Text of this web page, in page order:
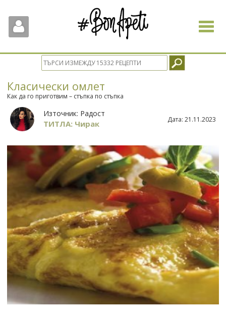
Toggle
Класически омлет
Как да го приготвим – стъпка по стъпка
Източник: Радост
ТИТЛА: Чирак Дата: 21.11.2023